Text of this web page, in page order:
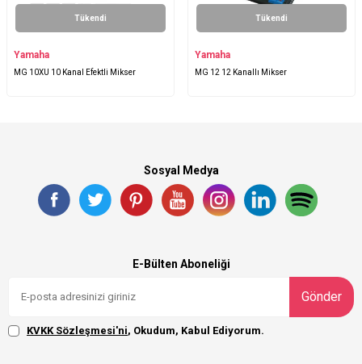
Tükendi
Yamaha
MG 10XU 10 Kanal Efektli Mikser
Tükendi
Yamaha
MG 12 12 Kanallı Mikser
Sosyal Medya
E-Bülten Aboneliği
Gönder
KVKK Sözleşmesi'ni, Okudum, Kabul Ediyorum.